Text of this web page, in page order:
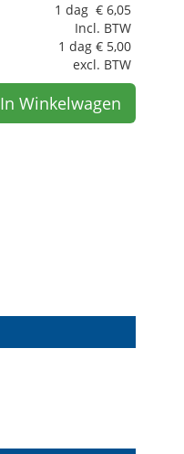
1 dag € 6,05
Incl. BTW
1 dag € 5,00
excl. BTW
In Winkelwagen